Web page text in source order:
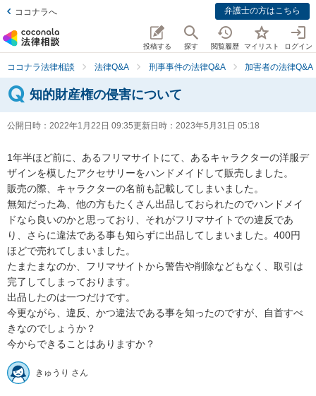
ココナラへ 弁護士の方はこちら
投稿する 探す 閲覧履歴 マイリスト ログイン
ココナラ法律相談 法律Q&A 刑事事件の法律Q&A 加害者の法律Q&A
知的財産権の侵害について
公開日時： 2022年1月22日 09:35更新日時： 2023年5月31日 05:18
1年半ほど前に、あるフリマサイトにて、あるキャラクターの洋服デ
ザインを模したアクセサリーをハンドメイドして販売しました。
販売の際、キャラクターの名前も記載してしまいました。
無知だった為、他の方もたくさん出品しておられたのでハンドメイ
ドなら良いのかと思っており、それがフリマサイトでの違反であ
り、さらに違法である事も知らずに出品してしまいました。400円
ほどで売れてしまいました。
たまたまなのか、フリマサイトから警告や削除などもなく、取引は
完了してしまっております。
出品したのは一つだけです。
今更ながら、違反、かつ違法である事を知ったのですが、自首すべ
きなのでしょうか？
今からできることはありますか？
きゅうり さん